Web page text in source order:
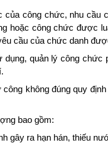
của công chức, nhu cầu
hoặc công chức được
cầu của chức danh
quản lý công chức
không đúng quy
bao gồm:
gây ra hạn hán, thiếu